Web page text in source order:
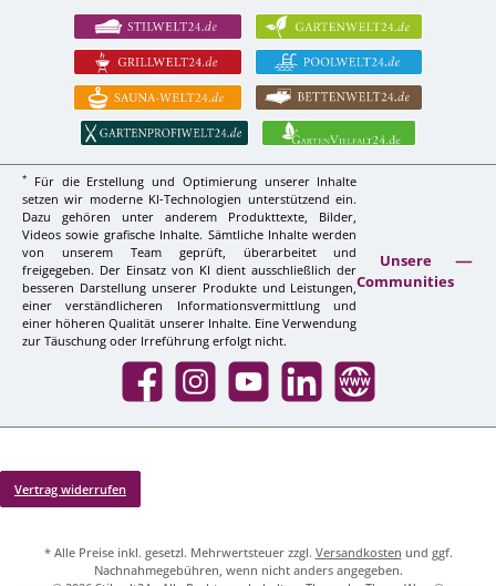
*
Für die Erstellung und Optimierung unserer Inhalte
setzen wir moderne KI-Technologien unterstützend ein.
Dazu gehören unter anderem Produkttexte, Bilder,
Videos sowie grafische Inhalte. Sämtliche Inhalte werden
von unserem Team geprüft, überarbeitet und
freigegeben. Der Einsatz von KI dient ausschließlich der
besseren Darstellung unserer Produkte und Leistungen,
einer verständlicheren Informationsvermittlung und
einer höheren Qualität unserer Inhalte. Eine Verwendung
zur Täuschung oder Irreführung erfolgt nicht.
Unsere
Communities
Facebook InstagramYouTube LinkedIn Website
Vertrag widerrufen
* Alle Preise inkl. gesetzl. Mehrwertsteuer zzgl. Versandkosten und ggf.
Nachnahmegebühren, wenn nicht anders angegeben.